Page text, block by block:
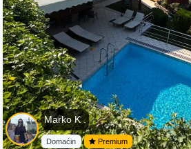
Marko K .
Domaćin Premium